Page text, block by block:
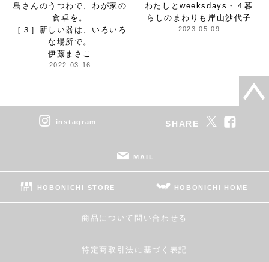
島さんのうつわで、 わが家の
食卓を。
［３］新しい器は、 いろいろ
な場所で。
伊藤まさこ
2022-03-16
わたしとweeksdays・４暮
らしのまわりも 岸山沙代子
2023-05-09
instagram SHARE
MAIL
HOBONICHI STORE HOBONICHI HOME
商品について問い合わせる
特定商取引法に基づく表記